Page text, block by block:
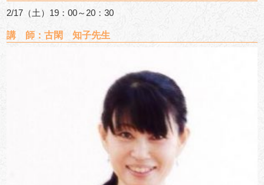
2/17（土）19：00～20：30
講 師：古閑 知子先生